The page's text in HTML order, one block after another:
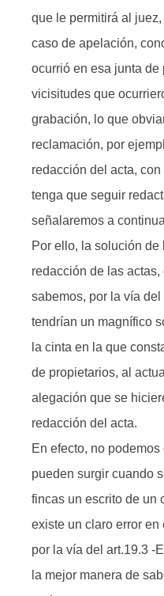
que le permitirá al
caso de apelación,
ocurrió en esa junta de
vicisitudes que
grabación, lo que
reclamación, por
redacción del acta,
tenga que seguir
señalaremos a
Por ello, la solución
redacción de las
sabemos, por la vía
tendrían un magnífico
la cinta en la que
de propietarios, al
alegación que se
redacción del acta.
En efecto, no
pueden surgir cuando
fincas un escrito de un
existe un claro error
por la vía del art.19.3 -
la mejor manera de